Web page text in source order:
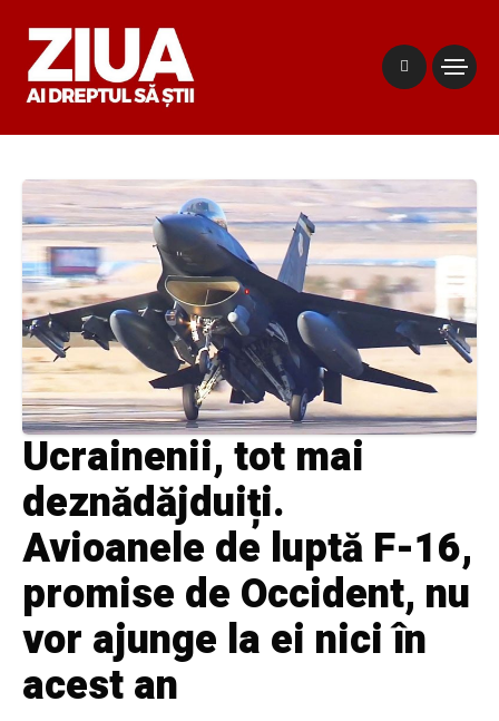
Ucrainenii, tot mai
deznădăjduiți.
Avioanele de luptă F-16,
promise de Occident, nu
vor ajunge la ei nici în
acest an